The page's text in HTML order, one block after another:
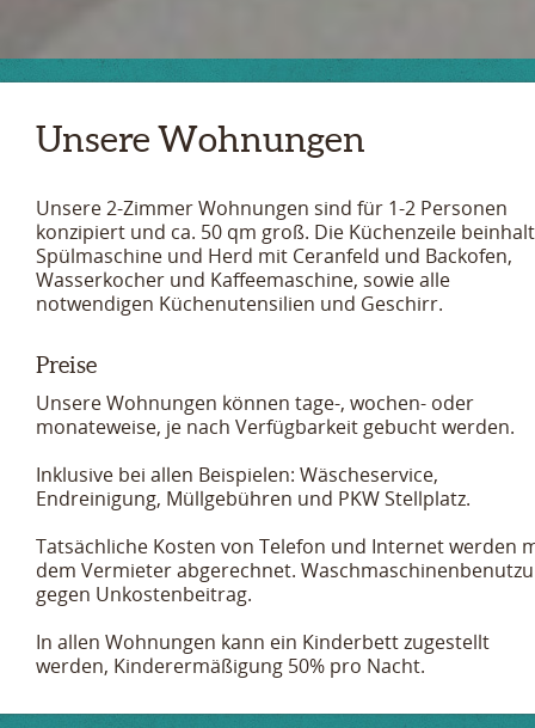
Unsere Wohnungen
Unsere 2-Zimmer Wohnungen sind für 1-2 Personen
konzipiert und ca. 50 qm groß. Die Küchenzeile
Spülmaschine und Herd mit Ceranfeld und Backofen,
Wasserkocher und Kaffeemaschine, sowie alle
notwendigen Küchenutensilien und Geschirr.
Preise
Unsere Wohnungen können tage-, wochen- oder
monateweise, je nach Verfügbarkeit gebucht werden.
Inklusive bei allen Beispielen: Wäscheservice,
Endreinigung, Müllgebühren und PKW Stellplatz.
Tatsächliche Kosten von Telefon und Internet werden
dem Vermieter abgerechnet.
gegen Unkostenbeitrag.
In allen Wohnungen kann ein Kinderbett zugestellt
werden, Kinderermäßigung 50% pro Nacht.